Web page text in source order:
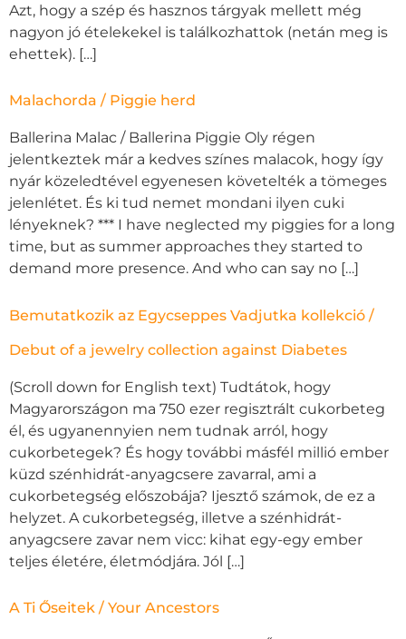
Azt, hogy a szép és hasznos tárgyak mellett még
nagyon jó ételekekel is találkozhattok (netán meg is
ehettek). […]
Malachorda / Piggie herd
Ballerina Malac / Ballerina Piggie Oly régen
jelentkeztek már a kedves színes malacok, hogy így
nyár közeledtével egyenesen követelték a tömeges
jelenlétet. És ki tud nemet mondani ilyen cuki
lényeknek? *** I have neglected my piggies for a long
time, but as summer approaches they started to
demand more presence. And who can say no […]
Bemutatkozik az Egycseppes Vadjutka kollekció /
Debut of a jewelry collection against Diabetes
(Scroll down for English text) Tudtátok, hogy
Magyarországon ma 750 ezer regisztrált cukorbeteg
él, és ugyanennyien nem tudnak arról, hogy
cukorbetegek? És hogy további másfél millió ember
küzd szénhidrát-anyagcsere zavarral, ami a
cukorbetegség előszobája? Ijesztő számok, de ez a
helyzet. A cukorbetegség, illetve a szénhidrát-
anyagcsere zavar nem vicc: kihat egy-egy ember
teljes életére, életmódjára. Jól […]
A Ti Őseitek / Your Ancestors